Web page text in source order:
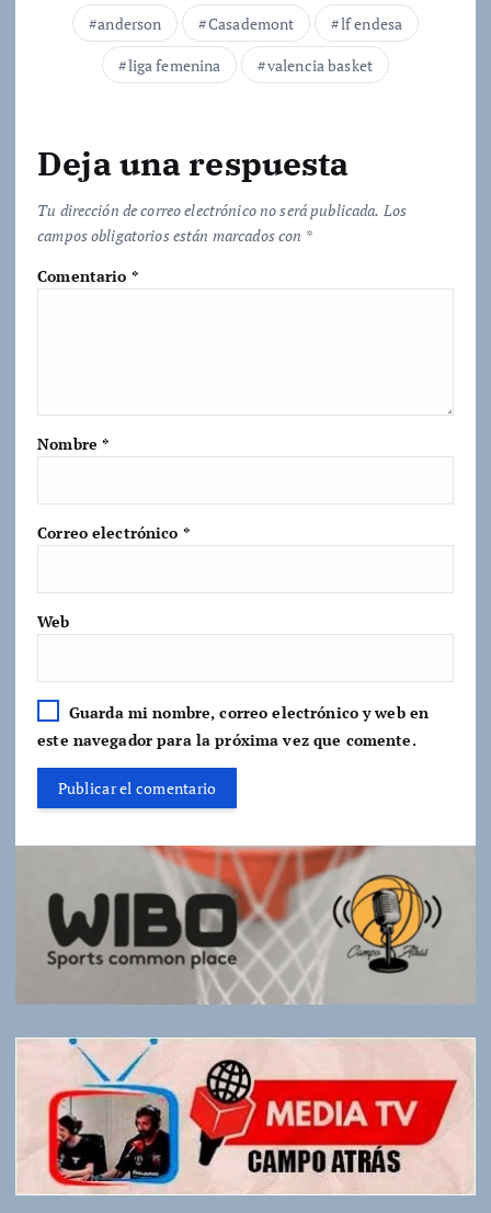
anderson Casademont
lf endesa
liga femenina
valencia basket
Deja una respuesta
Tu dirección de correo electrónico no será publicada. Los
campos obligatorios están marcados con *
Comentario *
Nombre*
Correo electrónico *
Web
Guarda mi nombre, correo electrónico y web en
este navegador para la próxima vez que comente.